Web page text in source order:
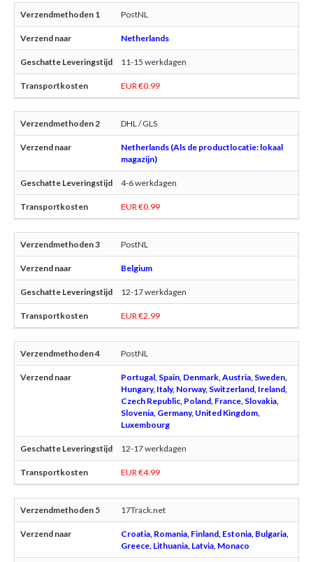
PostNL
Netherlands
11-15 werkdagen
EUR €0.99
DHL / GLS
Netherlands (Als de productlocatie: lokaal
magazijn)
4-6 werkdagen
EUR €0.99
PostNL
Belgium
12-17 werkdagen
EUR €2.99
PostNL
Portugal, Spain, Denmark, Austria, Sweden,
Hungary, Italy, Norway, Switzerland, Ireland,
Czech Republic, Poland, France, Slovakia,
Slovenia, Germany, United Kingdom,
Luxembourg
12-17 werkdagen
EUR €4.99
17Track.net
Croatia, Romania, Finland, Estonia, Bulgaria,
Greece, Lithuania, Latvia, Monaco